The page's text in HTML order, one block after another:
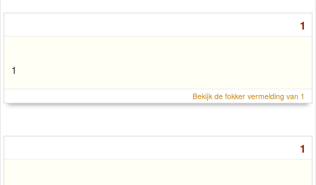
1
1
Bekijk de fokker vermelding van 1
1